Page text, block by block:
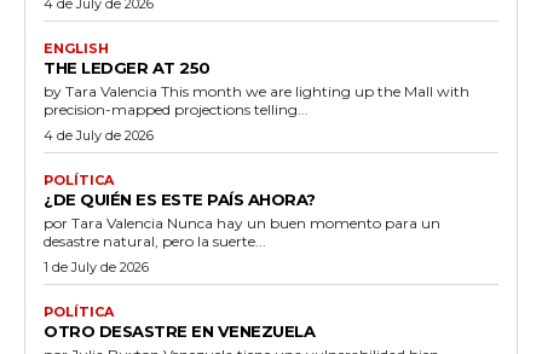
ENGLISH
THE LEDGER AT 250
by Tara Valencia This month we are lighting up the Mall with
precision-mapped projections telling...
4 de July de 2026
POLÍTICA
¿DE QUIÉN ES ESTE PAÍS AHORA?
por Tara Valencia Nunca hay un buen momento para un
desastre natural, pero la suerte...
1 de July de 2026
POLÍTICA
OTRO DESASTRE EN VENEZUELA